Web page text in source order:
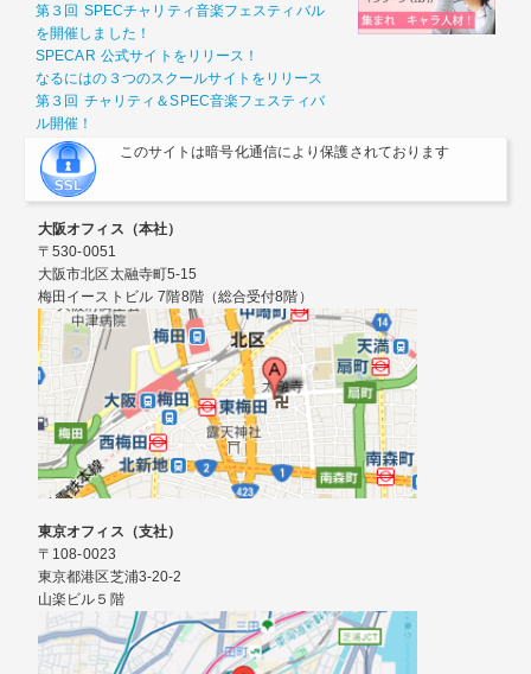
第３回 SPECチャリティ音楽フェスティバル
を開催しました！
SPECAR 公式サイトをリリース！
なるにはの３つのスクールサイトをリリース
第３回 チャリティ＆SPEC音楽フェスティバ
ル開催！
このサイトは暗号化通信により保護されております
大阪オフィス（本社）
〒530-0051
大阪市北区太融寺町5-15
梅田イーストビル 7階8階（総合受付8階）
東京オフィス（支社）
〒108-0023
東京都港区芝浦3-20-2
山楽ビル５階